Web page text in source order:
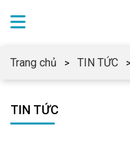
Trang chủ TIN TỨC
TIN TỨC